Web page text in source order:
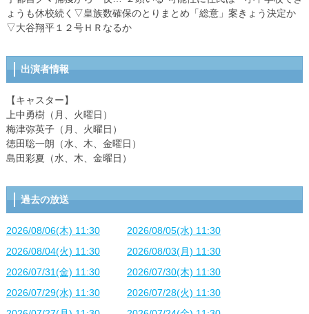
ょうも休校続く▽皇族数確保のとりまとめ「総意」案きょう決定か
▽大谷翔平１２号ＨＲなるか
出演者情報
【キャスター】
上中勇樹（月、火曜日）
梅津弥英子（月、火曜日）
徳田聡一朗（水、木、金曜日）
島田彩夏（水、木、金曜日）
過去の放送
2026/08/06(木) 11:30
2026/08/05(水) 11:30
2026/08/04(火) 11:30
2026/08/03(月) 11:30
2026/07/31(金) 11:30
2026/07/30(木) 11:30
2026/07/29(水) 11:30
2026/07/28(火) 11:30